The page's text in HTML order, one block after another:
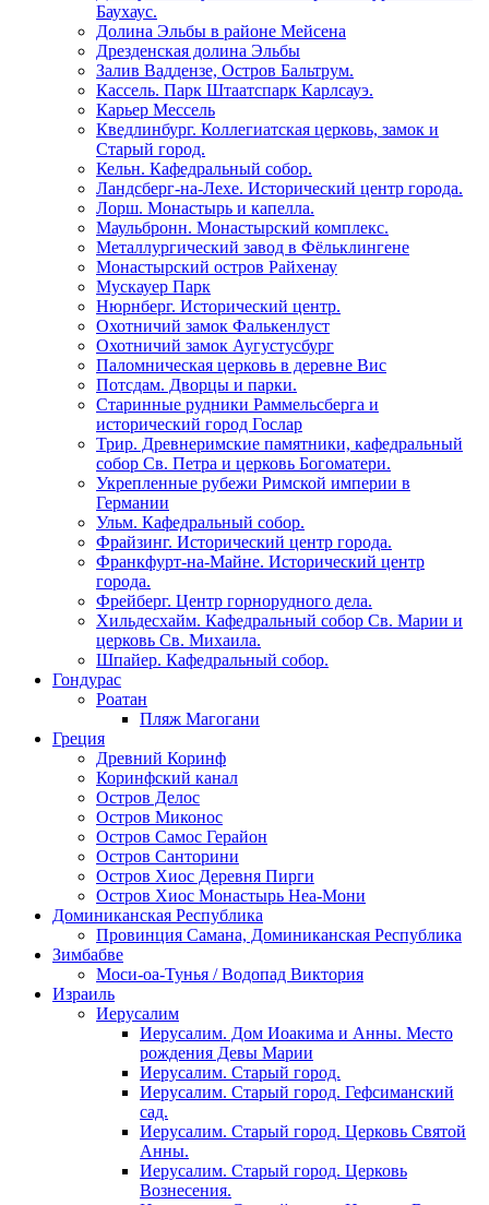
Баухаус.
Долина Эльбы в районе Мейсена
Дрезденская долина Эльбы
Залив Ваддензе, Остров Бальтрум.
Кассель. Парк Штаатспарк Карлсауэ.
Карьер Мессель
Кведлинбург. Коллегиатская церковь, замок и
Старый город.
Кельн. Кафедральный собор.
Ландсберг-на-Лехе. Исторический центр города.
Лорш. Монастырь и капелла.
Маульбронн. Монастырский комплекс.
Металлургический завод в Фёльклингене
Монастырский остров Райхенау
Мускауер Парк
Нюрнберг. Исторический центр.
Охотничий замок Фалькенлуст
Охотничий замок Аугустусбург
Паломническая церковь в деревне Вис
Потсдам. Дворцы и парки.
Старинные рудники Раммельсберга и
исторический город Гослар
Трир. Древнеримские памятники, кафедральный
собор Св. Петра и церковь Богоматери.
Укрепленные рубежи Римской империи в
Германии
Ульм. Кафедральный собор.
Фрайзинг. Исторический центр города.
Франкфурт-на-Майне. Исторический центр
города.
Фрейберг. Центр горнорудного дела.
Хильдесхайм. Кафедральный собор Cв. Марии и
церковь Св. Михаила.
Шпайер. Кафедральный собор.
Гондурас
Роатан
Пляж Магогани
Греция
Древний Коринф
Коринфский канал
Остров Делос
Остров Миконос
Остров Самос Герайон
Остров Санторини
Остров Хиос Деревня Пирги
Остров Хиос Монастырь Неа-Мони
Доминиканская Республика
Провинция Самана, Доминиканская Республика
Зимбабве
Моси-оа-Тунья / Водопад Виктория
Израиль
Иерусалим
Иерусалим. Дом Иоакима и Анны. Место
рождения Девы Марии
Иерусалим. Старый город.
Иерусалим. Старый город. Гефсиманский
сад.
Иерусалим. Старый город. Церковь Святой
Анны.
Иерусалим. Старый город. Церковь
Вознесения.